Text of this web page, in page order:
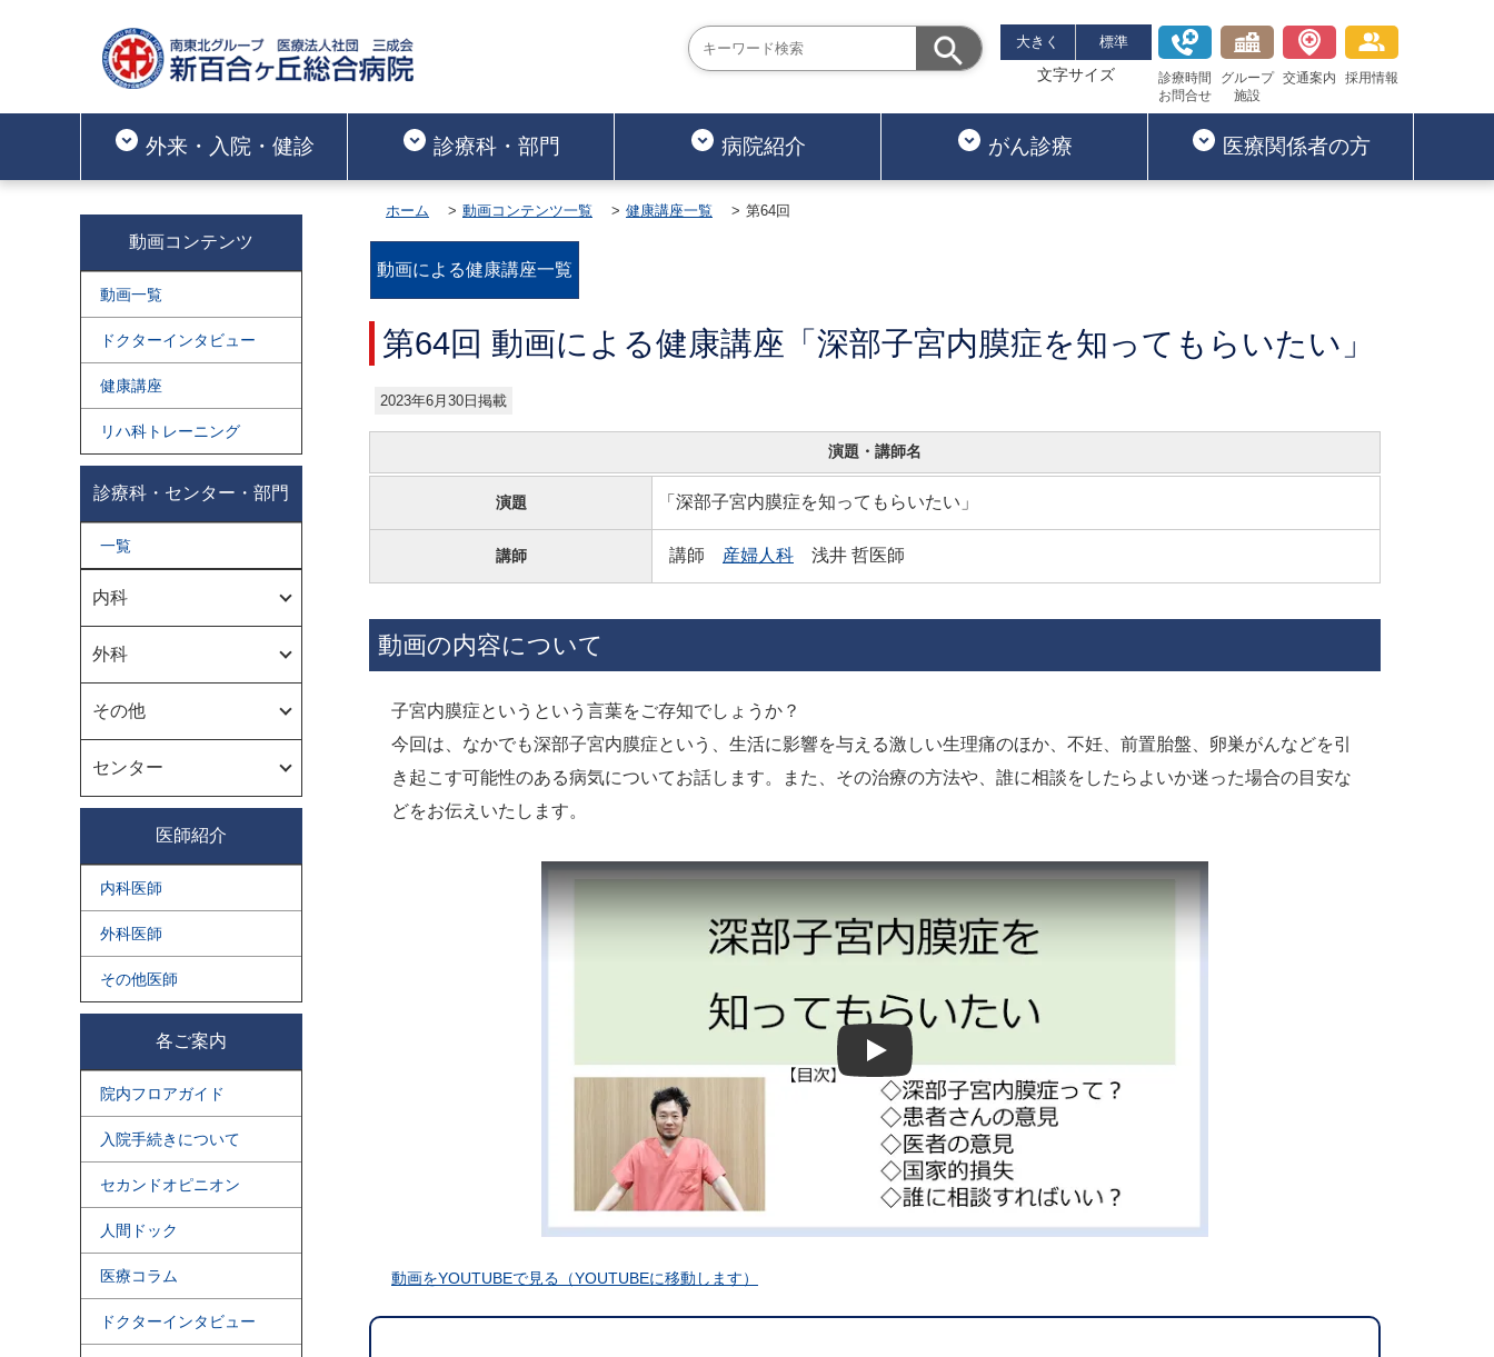
大きく 標準
文字サイズ
診療時間
お問合せ
グループ
施設
交通案内 採用情報
外来・入院・健診 診療科・部門 病院紹介 がん診療 医療関係者の方
動画コンテンツ
動画一覧
ドクターインタビュー
健康講座
リハ科トレーニング
診療科・センター・部門
一覧
内科
外科
その他
センター
医師紹介
内科医師
外科医師
その他医師
各ご案内
院内フロアガイド
入院手続きについて
セカンドオピニオン
人間ドック
医療コラム
ドクターインタビュー
ホーム 動画コンテンツ一覧 健康講座一覧 第64回
動画による健康講座一覧
第64回 動画による健康講座「深部子宮内膜症を知ってもらいたい」
2023年6月30日掲載
演題・講師名
演題 「深部子宮内膜症を知ってもらいたい」
講師 講師 産婦人科 浅井 哲医師
動画の内容について
子宮内膜症というという言葉をご存知でしょうか？
今回は、なかでも深部子宮内膜症という、生活に影響を与える激しい生理痛のほか、不妊、前置胎盤、卵巣がんなどを引
き起こす可能性のある病気についてお話します。また、その治療の方法や、誰に相談をしたらよいか迷った場合の目安な
どをお伝えいたします。
Play
動画をYOUTUBEで見る（YOUTUBEに移動します）